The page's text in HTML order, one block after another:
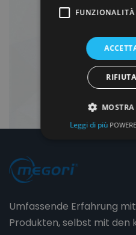
Umfassende Erfahrung
Produkten, selbst mit den
FUNZIONALITÀ
Leggi di più